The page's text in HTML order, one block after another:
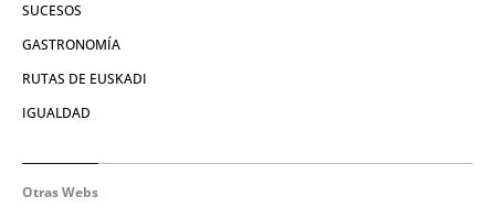
SUCESOS
GASTRONOMÍA
RUTAS DE EUSKADI
IGUALDAD
Otras Webs